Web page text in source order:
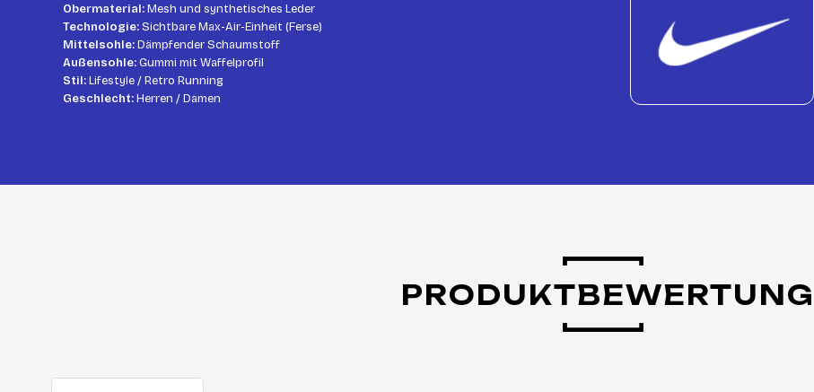
Obermaterial:Mesh und synthetisches Leder
Technologie:Sichtbare Max-Air-Einheit (Ferse)
Mittelsohle:Dämpfender Schaumstoff
Außensohle:Gummi mit Waffelprofil
Stil:Lifestyle / Retro Running
Geschlecht:Herren / Damen
PRODUKTBEWERTUNG